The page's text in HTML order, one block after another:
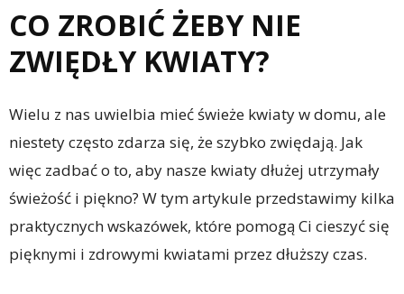
CO ZROBIĆ ŻEBY NIE
ZWIĘDŁY KWIATY?
Wielu z nas uwielbia mieć świeże kwiaty w domu, ale
niestety często zdarza się, że szybko zwiędają. Jak
więc zadbać o to, aby nasze kwiaty dłużej utrzymały
świeżość i piękno? W tym artykule przedstawimy kilka
praktycznych wskazówek, które pomogą Ci cieszyć się
pięknymi i zdrowymi kwiatami przez dłuższy czas.